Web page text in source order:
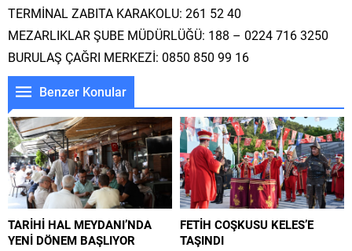
TERMİNAL ZABITA KARAKOLU: 261 52 40
MEZARLIKLAR ŞUBE MÜDÜRLÜĞÜ: 188 – 0224 716 3250
BURULAŞ ÇAĞRI MERKEZİ: 0850 850 99 16
Benzer Konular
TARİHİ HAL MEYDANI’NDA
YENİ DÖNEM BAŞLIYOR
FETİH COŞKUSU KELES’E
TAŞINDI